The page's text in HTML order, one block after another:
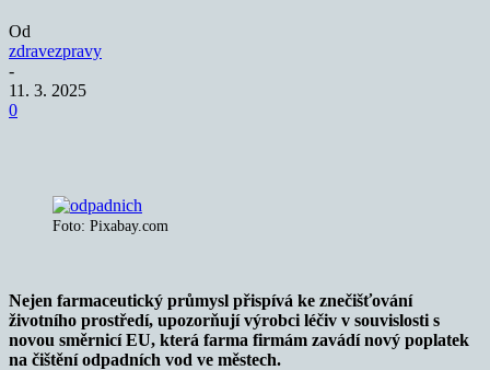
Od
zdravezpravy
-
11. 3. 2025
0
Foto: Pixabay.com
Nejen farmaceutický průmysl přispívá ke znečišťování
životního prostředí, upozorňují výrobci léčiv v souvislosti s
novou směrnicí EU, která farma firmám zavádí nový poplatek
na čištění odpadních vod ve městech.